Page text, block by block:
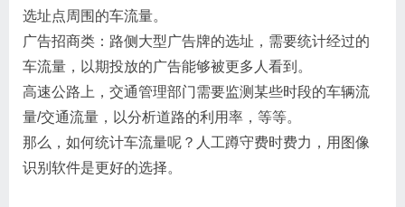
选址点周围的车流量。
广告招商类：路侧大型广告牌的选址，需要统计经过的
车流量，以期投放的广告能够被更多人看到。
高速公路上，交通管理部门需要监测某些时段的车辆流
量/交通流量，以分析道路的利用率，等等。
那么，如何统计车流量呢？人工蹲守费时费力，用图像
识别软件是更好的选择。